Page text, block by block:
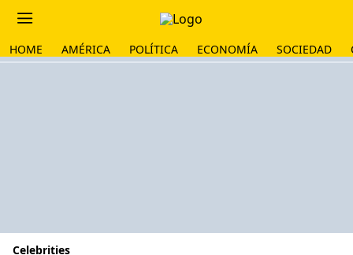
HOME AMÉRICA POLÍTICA ECONOMÍA SOCIEDAD
Celebrities